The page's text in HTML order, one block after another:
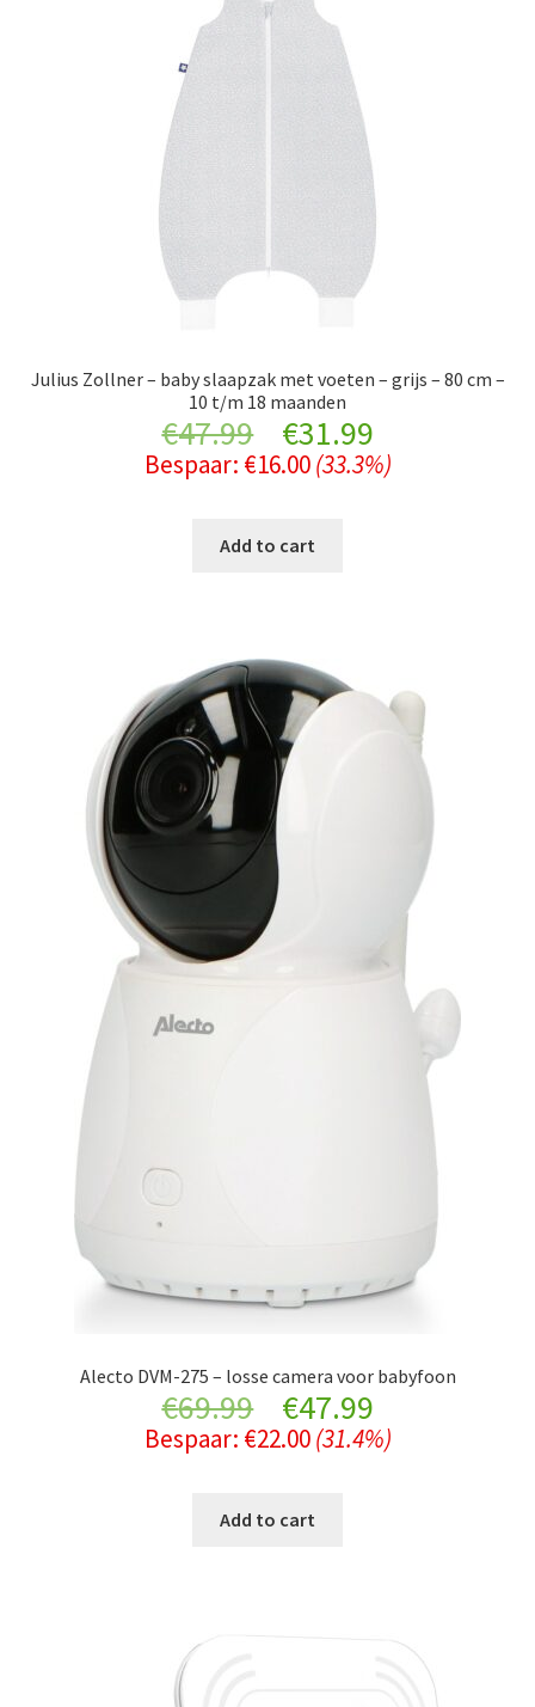
Julius Zollner – baby slaapzak met voeten – grijs – 80 cm –
10 t/m 18 maanden
€47.99
Original
price
was:
€31.99Current
price
Bespaar: €16.00 (33.3%)
Add to cart
Alecto DVM-275 – losse camera voor babyfoon
€69.99
Original
price
was:
€47.99Current
price
Bespaar: €22.00 (31.4%)
Add to cart